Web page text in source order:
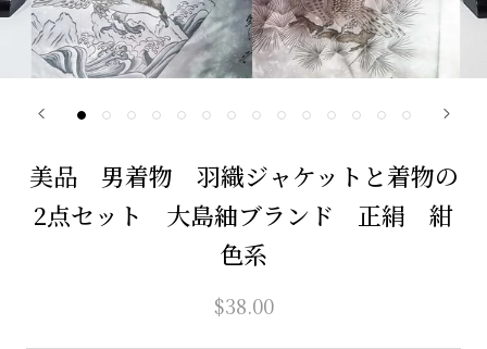
美品 男着物 羽織ジャケットと着物の
2点セット 大島紬ブランド 正絹 紺
色系
$38.00